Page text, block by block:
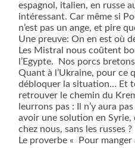
espagnol, italien, en russe
intéressant. Car même si
n’est pas un ange, et pire
Une preuve: On en est où
Les Mistral nous coûtent
l’Egypte.
Nos porcs
Quant à l’Ukraine, pour ce
débloquer la situation… Et
retrouver le chemin du
leurrons pas : Il n’y aura
avoir une solution en Syrie,
chez nous, sans les russes ?
Le proverbe « Pour